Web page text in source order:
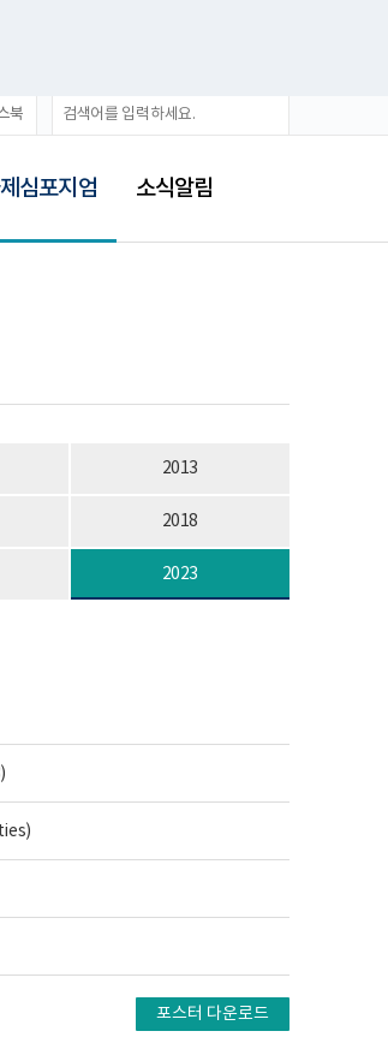
북
검
색
심포지엄 소식알림
2013
2018
2023
포스터 다운로드